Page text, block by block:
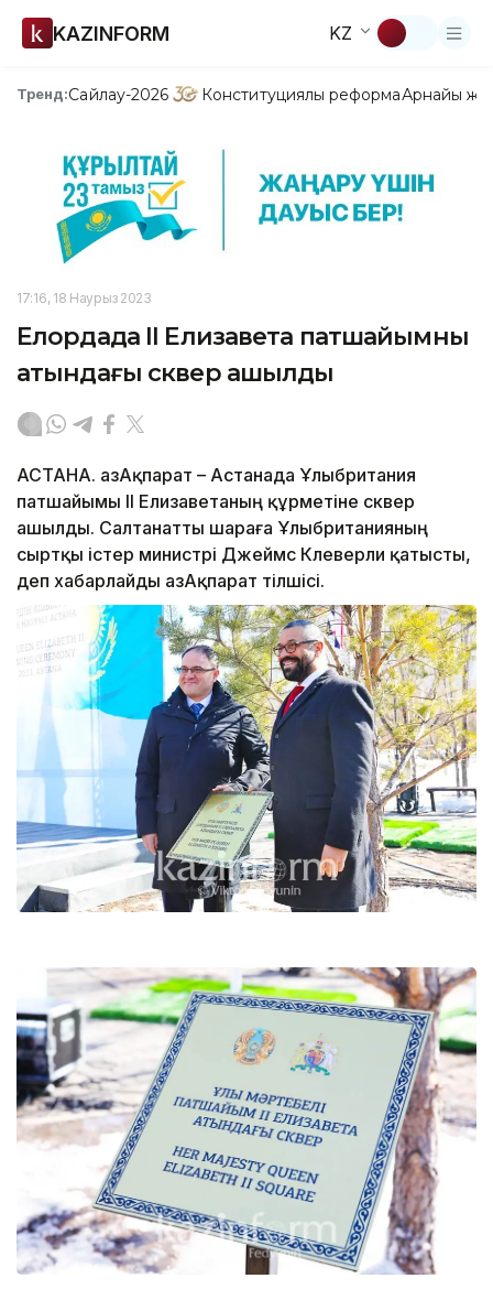
KAZINFORM KZ
Тренд:Сайлау-2026 Конституциялық реформаАрнайы
17:16, 18 Наурыз 2023
Елордада ІІ Елизавета патшайымның
атындағы сквер ашылды
АСТАНА. ҚазАқпарат – Астанада Ұлыбритания
патшайымы ІІ Елизаветаның құрметіне сквер
ашылды. Салтанатты шараға Ұлыбританияның
сыртқы істер министрі Джеймс Клеверли қатысты,
деп хабарлайды ҚазАқпарат тілшісі.